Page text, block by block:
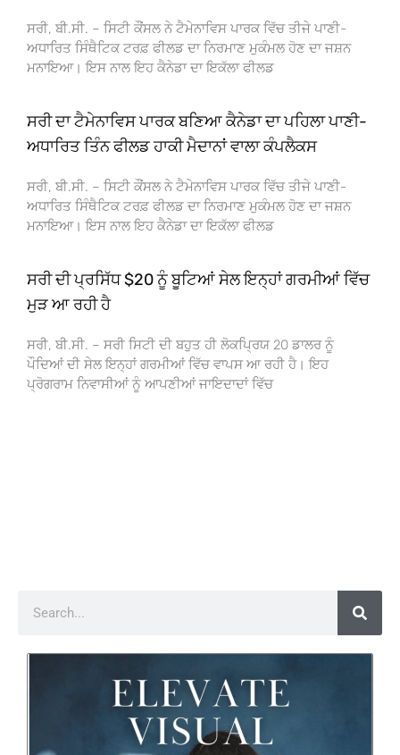
ਸਰੀ, ਬੀ.ਸੀ. – ਸਿਟੀ ਕੌਂਸਲ ਨੇ ਟੈਮੇਨਾਵਿਸ ਪਾਰਕ ਵਿੱਚ ਤੀਜੇ ਪਾਣੀ-
ਅਧਾਰਿਤ ਸਿੰਥੈਟਿਕ ਟਰਫ਼ ਫੀਲਡ ਦਾ ਨਿਰਮਾਣ ਮੁਕੰਮਲ ਹੋਣ ਦਾ ਜਸ਼ਨ
ਮਨਾਇਆ। ਇਸ ਨਾਲ ਇਹ ਕੈਨੇਡਾ ਦਾ ਇਕੱਲਾ ਫੀਲਡ
ਸਰੀ ਦਾ ਟੈਮੇਨਾਵਿਸ ਪਾਰਕ ਬਣਿਆ ਕੈਨੇਡਾ ਦਾ ਪਹਿਲਾ ਪਾਣੀ-
ਅਧਾਰਿਤ ਤਿੰਨ ਫੀਲਡ ਹਾਕੀ ਮੈਦਾਨਾਂ ਵਾਲਾ ਕੰਪਲੈਕਸ
ਸਰੀ, ਬੀ.ਸੀ. – ਸਿਟੀ ਕੌਂਸਲ ਨੇ ਟੈਮੇਨਾਵਿਸ ਪਾਰਕ ਵਿੱਚ ਤੀਜੇ ਪਾਣੀ-
ਅਧਾਰਿਤ ਸਿੰਥੈਟਿਕ ਟਰਫ਼ ਫੀਲਡ ਦਾ ਨਿਰਮਾਣ ਮੁਕੰਮਲ ਹੋਣ ਦਾ ਜਸ਼ਨ
ਮਨਾਇਆ। ਇਸ ਨਾਲ ਇਹ ਕੈਨੇਡਾ ਦਾ ਇਕੱਲਾ ਫੀਲਡ
ਸਰੀ ਦੀ ਪ੍ਰਸਿੱਧ $20 ਨੂੰ ਬੂਟਿਆਂ ਸੇਲ ਇਨ੍ਹਾਂ ਗਰਮੀਆਂ ਵਿੱਚ
ਮੁੜ ਆ ਰਹੀ ਹੈ
ਸਰੀ, ਬੀ.ਸੀ. – ਸਰੀ ਸਿਟੀ ਦੀ ਬਹੁਤ ਹੀ ਲੋਕਪ੍ਰਿਯ 20 ਡਾਲਰ ਨੂੰ
ਪੌਦਿਆਂ ਦੀ ਸੇਲ ਇਨ੍ਹਾਂ ਗਰਮੀਆਂ ਵਿੱਚ ਵਾਪਸ ਆ ਰਹੀ ਹੈ। ਇਹ
ਪ੍ਰੋਗਰਾਮ ਨਿਵਾਸੀਆਂ ਨੂੰ ਆਪਣੀਆਂ ਜਾਇਦਾਦਾਂ ਵਿੱਚ